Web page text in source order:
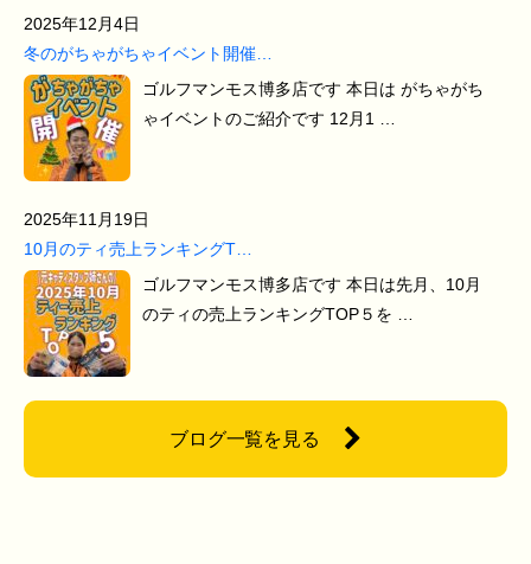
2025年12月4日
冬のがちゃがちゃイベント開催…
ゴルフマンモス博多店です 本日は がちゃがち
ゃイベントのご紹介です 12月1 …
2025年11月19日
10月のティ売上ランキングT…
ゴルフマンモス博多店です 本日は先月、10月
のティの売上ランキングTOP５を …
ブログ一覧を見る